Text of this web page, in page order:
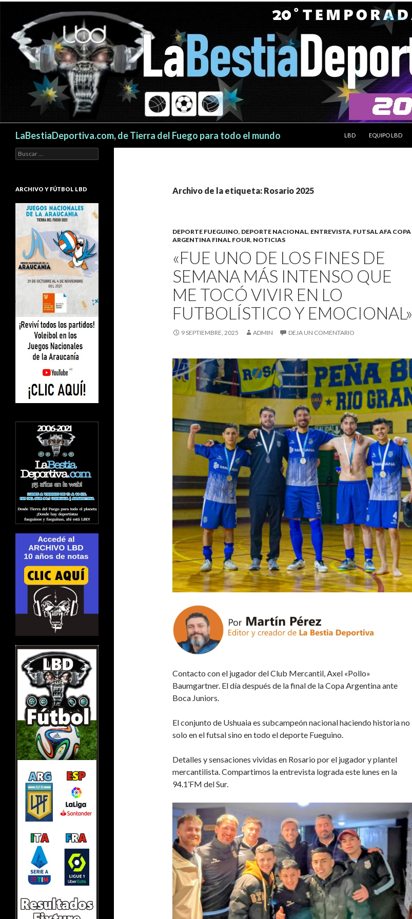
LaBestiaDeportiva.com, de Tierra del Fuego para todo el mundo
LBD
EQUIPO LBD
Archivo de la etiqueta: Rosario 2025
DEPORTE FUEGUINO, DEPORTE NACIONAL, ENTREVISTA, FUTSAL AFA COPA
ARGENTINA FINAL FOUR, NOTICIAS
«FUE UNO DE LOS FINES DE
SEMANA MÁS INTENSO QUE
ME TOCÓ VIVIR EN LO
FUTBOLÍSTICO Y EMOCIONAL»
9 SEPTIEMBRE, 2025 ADMIN DEJA UN COMENTARIO
Contacto con el jugador del Club Mercantil, Axel «Pollo»
Baumgartner. El día después de la final de la Copa Argentina ante
Boca Juniors.
El conjunto de Ushuaia es subcampeón nacional haciendo historia no
solo en el futsal sino en todo el deporte Fueguino.
Detalles y sensaciones vividas en Rosario por el jugador y plantel
mercantilista. Compartimos la entrevista lograda este lunes en la
94.1’FM del Sur.
Buscar:
ARCHIVO Y FÚTBOL LBD